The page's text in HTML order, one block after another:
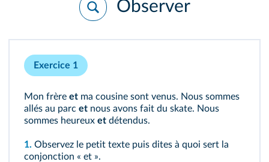
Observer
Exercice 1
Mon frère et ma cousine sont venus. Nous sommes
allés au parc et nous avons fait du skate. Nous
sommes heureux et détendus.
1. Observez le petit texte puis dites à quoi sert la
conjonction « et ».